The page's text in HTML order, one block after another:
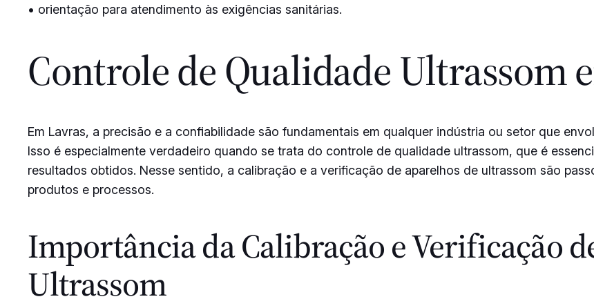
• orientação para atendimento às exigências sanitárias.
Controle de Qualidade Ultrassom
Em Lavras, a precisão e a confiabilidade são fundamentais em qualquer indústria ou setor que
Isso é especialmente verdadeiro quando se trata do controle de qualidade ultrassom, que é
resultados obtidos. Nesse sentido, a calibração e a verificação de aparelhos de ultrassom são
produtos e processos.
Importância da Calibração e Verificação
Ultrassom